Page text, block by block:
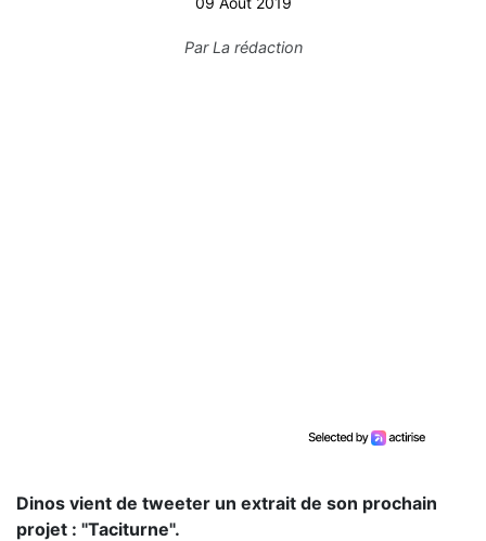
ParLa rédaction
Dinos vient de tweeter un extrait de son prochain
projet : "Taciturne".